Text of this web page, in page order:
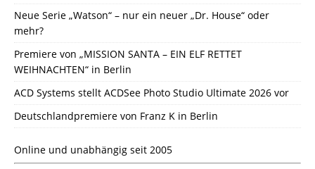
Neue Serie „Watson“ – nur ein neuer „Dr. House“ oder
mehr?
Premiere von „MISSION SANTA – EIN ELF RETTET
WEIHNACHTEN“ in Berlin
ACD Systems stellt ACDSee Photo Studio Ultimate 2026 vor
Deutschlandpremiere von Franz K in Berlin
Online und unabhängig seit 2005